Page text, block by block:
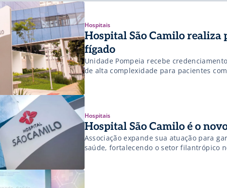
Hospitais
Hospital São Camilo
fígado
Unidade Pompeia recebe
de alta complexidade para pacientes
Hospitais
Hospital São Camilo é o
Associação expande sua atuação para
saúde, fortalecendo o setor filantrópico